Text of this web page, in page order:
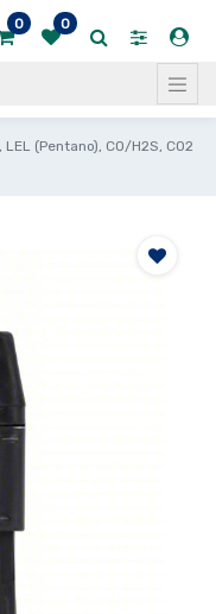
0 0
(Pentano), CO/H2S, CO2